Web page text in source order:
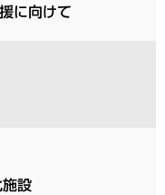
に向けて
設